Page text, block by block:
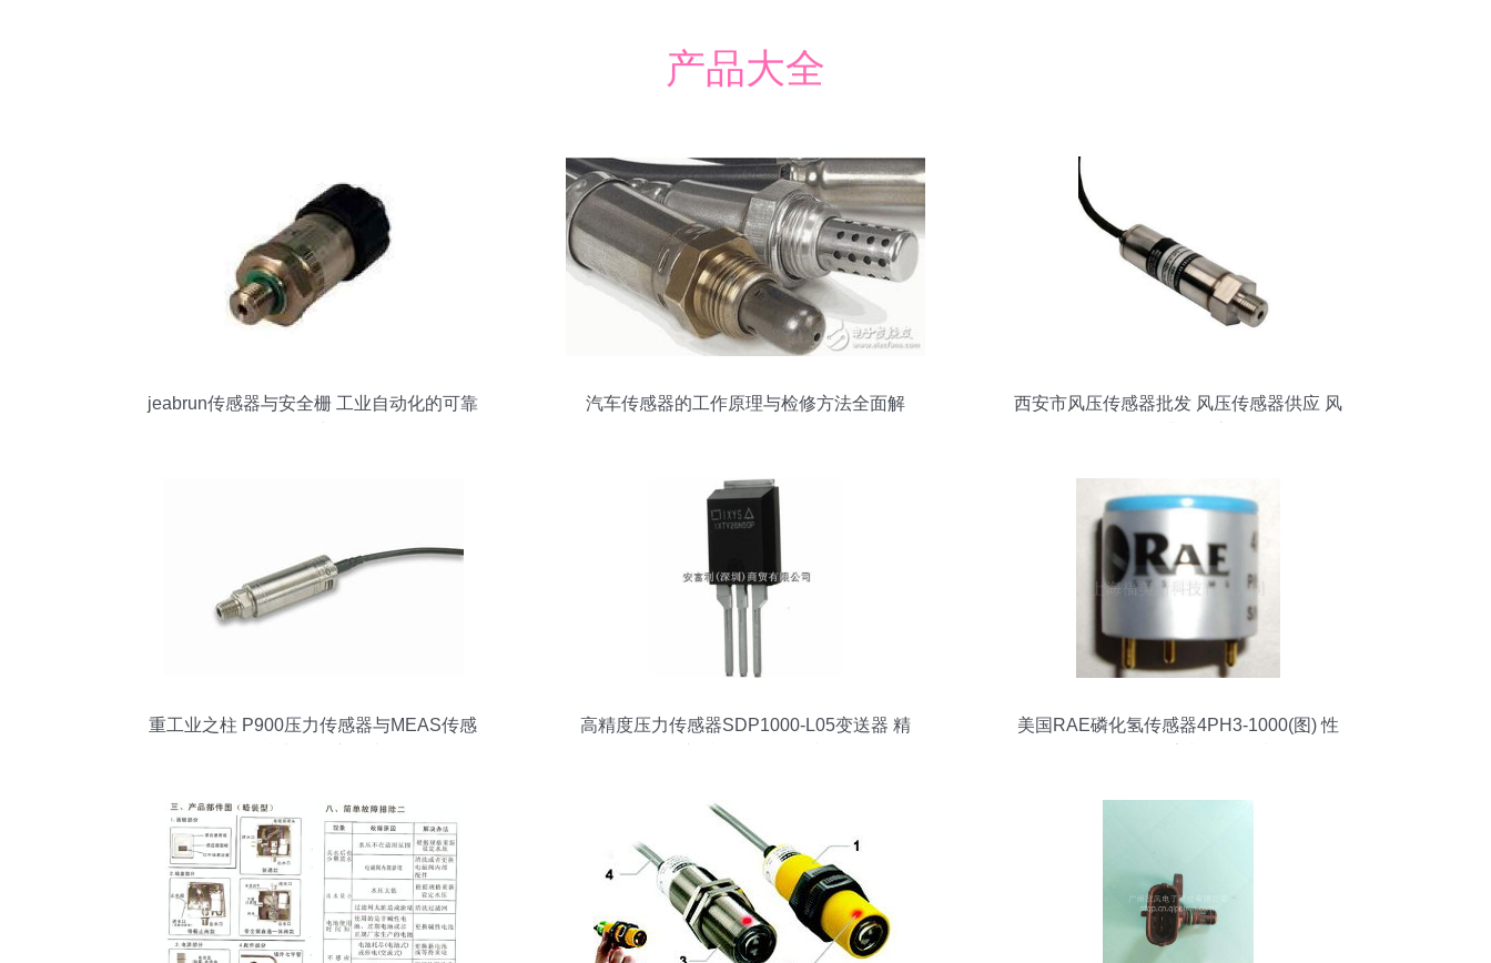
产品大全
jeabrun传感器与安全栅 工业自动化的可靠
汽车传感器的工作原理与检修方法全面解
西安市风压传感器批发 风压传感器供应 风
重工业之柱 P900压力传感器与MEAS传感
高精度压力传感器SDP1000-L05变送器 精
美国RAE磷化氢传感器4PH3-1000(图) 性